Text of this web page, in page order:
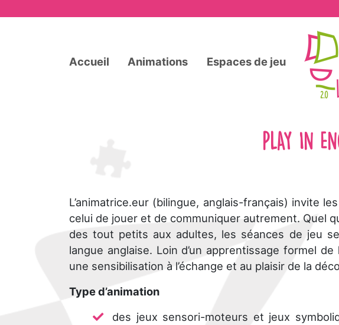
Accueil Animations Espaces de jeu
PLAY IN
L’animatrice.eur (bilingue, anglais-français) invite
celui de jouer et de communiquer autrement. Quel
des tout petits aux adultes, les séances de jeu
langue anglaise. Loin d’un apprentissage formel de
une sensibilisation à l’échange et au plaisir de la
Type d’animation
des jeux sensori-moteurs et jeux